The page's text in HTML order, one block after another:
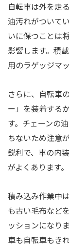
自転車は外を走
油汚れがついて
いに保つことは
影響します。積
用のラゲッジマ
さらに、自転車
ー」を装着する
す。チェーンの
ちないため注意
鋭利で、車の内
がよくあります。
積み込み作業中
も古い毛布など
ッションになり
車も自転車もき